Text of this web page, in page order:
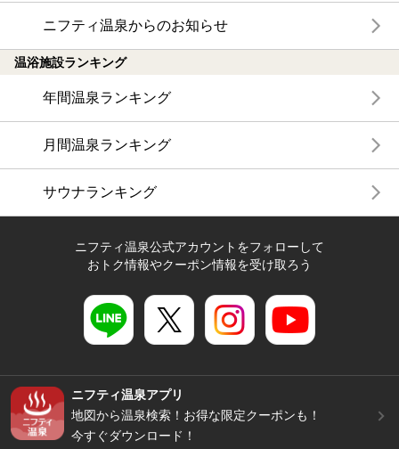
ニフティ温泉からのお知らせ
温浴施設ランキング
年間温泉ランキング
月間温泉ランキング
サウナランキング
ニフティ温泉公式アカウントをフォローして
おトク情報やクーポン情報を受け取ろう
ニフティ温泉アプリ
地図から温泉検索！お得な限定クーポンも！
今すぐダウンロード！